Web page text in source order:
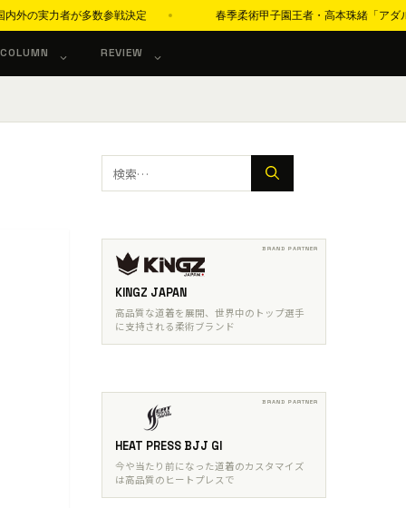
が多数参戦決定 春季柔術甲子園王者・高本珠緒「アダルト青帯で
COLUMN REVIEW
検
索:
KINGZ JAPAN
高品質な道着を展開、世界中のトップ選手
に支持される柔術ブランド
HEAT PRESS BJJ GI
今や当たり前になった道着のカスタマイズ
は高品質のヒートプレスで